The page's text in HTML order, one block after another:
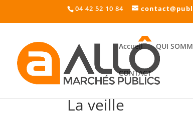
04 42 52 10 84
Accueil QUI
CONTACT
La veille